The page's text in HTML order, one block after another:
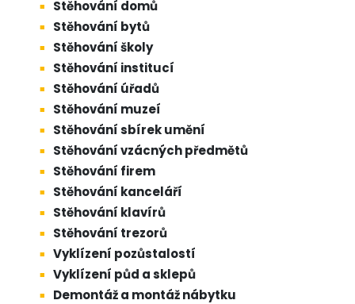
Stěhování domů
Stěhování bytů
Stěhování školy
Stěhování institucí
Stěhování úřadů
Stěhování muzeí
Stěhování sbírek umění
Stěhování vzácných předmětů
Stěhování firem
Stěhování kanceláří
Stěhování klavírů
Stěhování trezorů
Vyklízení pozůstalostí
Vyklízení půd a sklepů
Demontáž a montáž nábytku